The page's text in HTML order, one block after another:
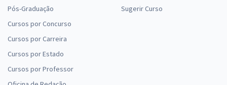
Pós-Graduação
Cursos por Concurso
Cursos por Carreira
Cursos por Estado
Cursos por Professor
Sugerir Curso